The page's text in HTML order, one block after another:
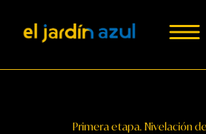
contenido
Primera etapa. Nivelación